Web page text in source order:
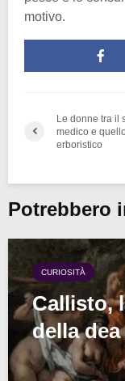
motivo.
Le donne tra il
medico e quello
erboristico
Potrebbero
CURIOSITÀ
Callisto,
della